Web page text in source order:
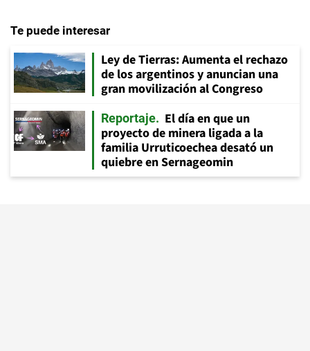
Te puede interesar
Ley de Tierras: Aumenta el rechazo
de los argentinos y anuncian una
gran movilización al Congreso
Reportaje
El día en que un
proyecto de minera ligada a la
familia Urruticoechea desató un
quiebre en Sernageomin